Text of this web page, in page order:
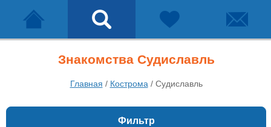
Знакомства Судиславль
Главная / Кострома / Судиславль
Фильтр